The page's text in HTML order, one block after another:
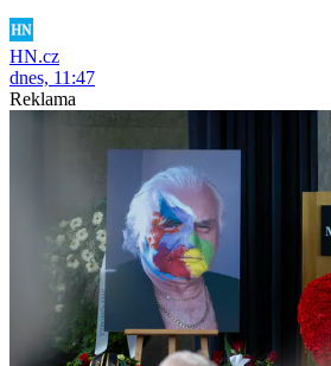
HN.cz
dnes, 11:47
Reklama